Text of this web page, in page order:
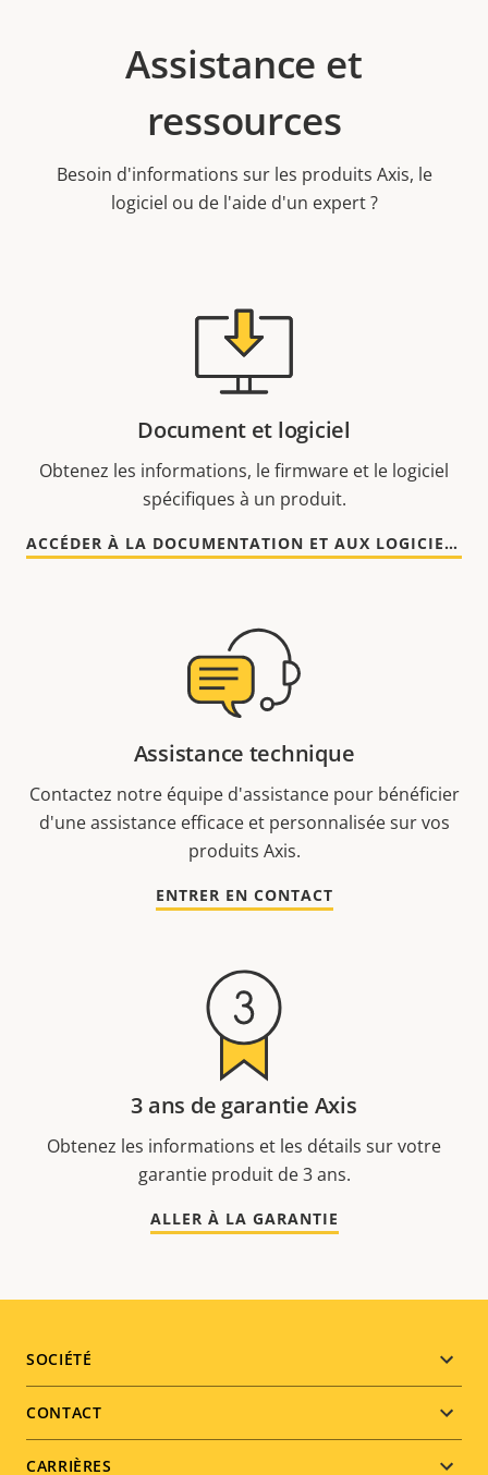
Assistance et
ressources
Besoin d'informations sur les produits Axis, le
logiciel ou de l'aide d'un expert ?
Document et logiciel
Obtenez les informations, le firmware et le logiciel
spécifiques à un produit.
ACCÉDER À LA DOCUMENTATION ET AUX LOGICIELS
Assistance technique
Contactez notre équipe d'assistance pour bénéficier
d'une assistance efficace et personnalisée sur vos
produits Axis.
ENTRER EN CONTACT
3 ans de garantie Axis
Obtenez les informations et les détails sur votre
garantie produit de 3 ans.
ALLER À LA GARANTIE
Footer
menu
SOCIÉTÉ
CONTACT
CARRIÈRES